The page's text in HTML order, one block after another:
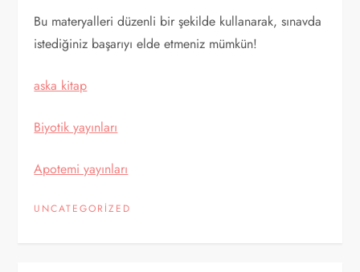
Bu materyalleri düzenli bir şekilde kullanarak, sınavda
istediğiniz başarıyı elde etmeniz mümkün!
aska kitap
Biyotik yayınları
Apotemi yayınları
UNCATEGORIZED